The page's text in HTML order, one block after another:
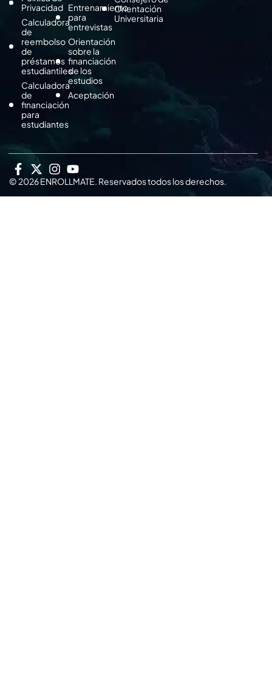
Privacidad
Calculadora
de
reembolso
de
préstamos
estudiantiles
Calculadora
de
financiación
para
estudiantes
Entrenamiento
para
entrevistas
Orientación
sobre la
financiación
de los
estudios
Aceptación
Orientación
Universitaria
© 2026 ENROLLMATE. Reservados todos los derechos.